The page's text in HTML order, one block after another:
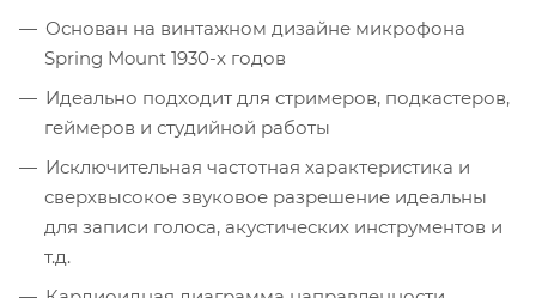
Основан на винтажном дизайне микрофона
Spring Mount 1930-х годов
Идеально подходит для стримеров, подкастеров,
геймеров и студийной работы
Исключительная частотная характеристика и
сверхвысокое звуковое разрешение идеальны
для записи голоса, акустических инструментов и
т.д.